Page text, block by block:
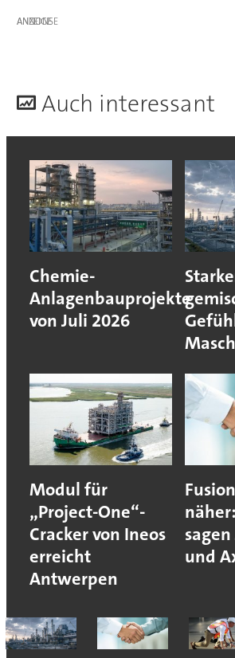
ANZEIGE
Auch interessant
Chemie-
Anlagenbauprojekte
von Juli 2026
Modul für
„Project-One“-
Cracker von Ineos
erreicht
Antwerpen
und